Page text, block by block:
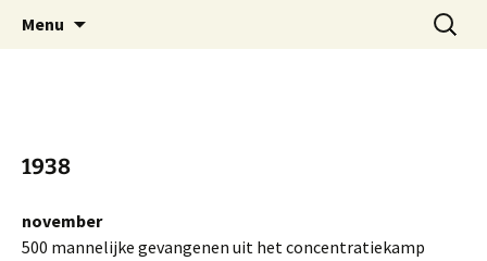
Stichting Comité
Vrouwenconcentratiekamp
Menu
Zoeken
naar:
1938
november
500 mannelijke gevangenen uit het concentratiekamp